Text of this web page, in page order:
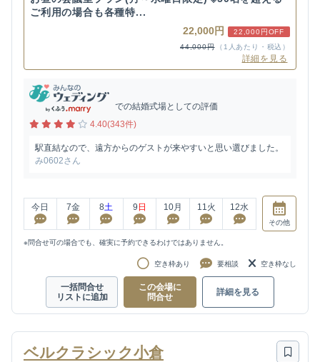
ご利用の場合も各種特...
22,000円
22,000円OFF
44,000円
（1人あたり・税込）
詳細を見る
での結婚式場としての評価
4.40(343件)
駅直結なので、遠方からのゲストが来やすいと思い選びました。
み0602さん
今日 7金 8土 9 日 10月 11 火 12水
その他
※問合せ可の場合でも、確実に予約できるわけではありません。
空き枠あり 要相談 空き枠なし
一括問合せ
リストに追加
この会場に
問合せ
詳細を見る
ベルクラシック小倉